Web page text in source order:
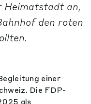
Heimatstadt an,
den roten
einer
Die FDP-
als